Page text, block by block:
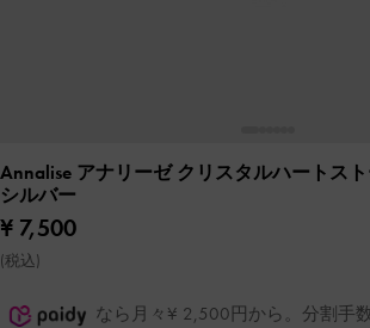
Annalise アナリーゼ クリスタルハートス
シルバー
¥ 7,500
(税込)
なら月々¥ 2,500円から。分割手